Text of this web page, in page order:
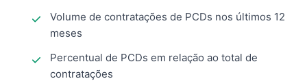
Volume de contratações de PCDs nos últimos 12
meses
Percentual de PCDs em relação ao total de
contratações